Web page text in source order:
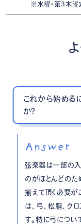
※水曜・第3木曜
これから始める
か？
Answer
弦楽器は一部の
のがほとんどのた
揃えて頂く必要が
は、弓、松脂、ク
す。特に弓につ